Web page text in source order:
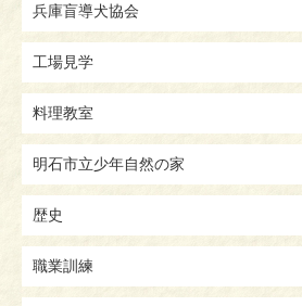
兵庫盲導犬協会
工場見学
料理教室
明石市立少年自然の家
歴史
職業訓練